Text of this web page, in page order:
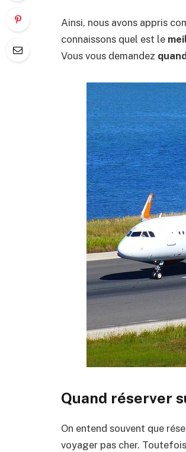
Ainsi, nous avons appris
connaissons quel est le
Vous vous demandez
Quand réserver
On entend souvent que
voyager pas cher.